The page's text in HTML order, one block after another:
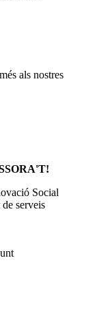
als nostres
Social
serveis